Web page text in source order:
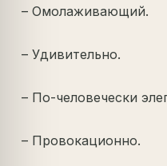
– Омолаживающий.
– Удивительно.
– По-человечески
– Провокационно.